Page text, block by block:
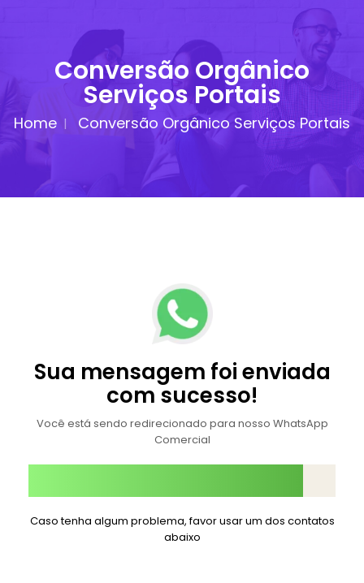
Conversão Orgânico
Serviços Portais
Home Conversão Orgânico Serviços Portais
Sua mensagem foi enviada
com sucesso!
Você está sendo redirecionado para nosso WhatsApp
Comercial
Caso tenha algum problema, favor usar um dos contatos
abaixo